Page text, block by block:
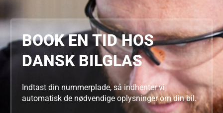
BOOK EN TID HOS
DANSK BILGLAS
Indtast din nummerplade, så indhenter vi
automatisk de nødvendige oplysninger om din bil.